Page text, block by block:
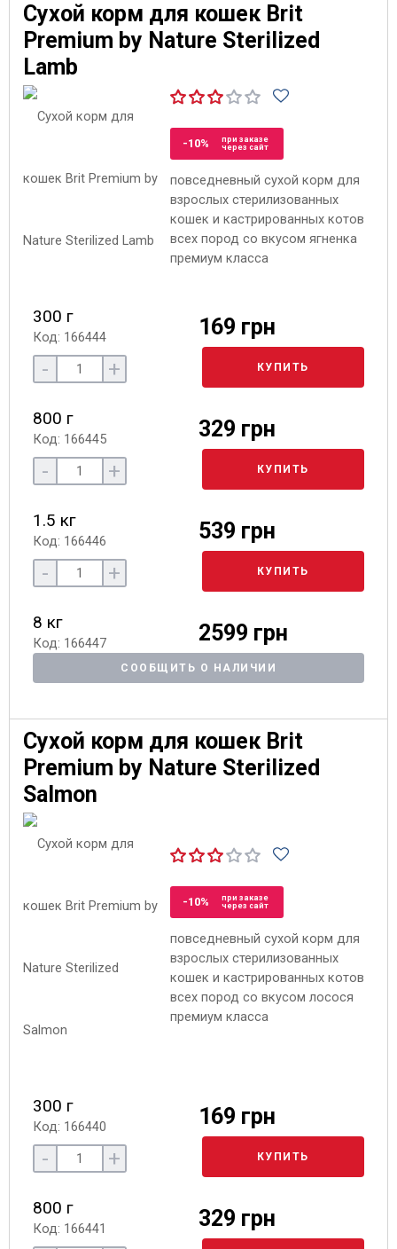
Сухой корм для кошек Brit
Premium by Nature Sterilized
Lamb
-10%
при заказе
через сайт
повседневный сухой корм для
взрослых стерилизованных
кошек и кастрированных котов
всех пород со вкусом ягненка
премиум класса
300 г
Код: 166444 169 грн
- + КУПИТЬ
800 г
Код: 166445 329 грн
- + КУПИТЬ
1.5 кг
Код: 166446 539 грн
- + КУПИТЬ
8 кг
Код: 166447 2599 грн
СООБЩИТЬ О НАЛИЧИИ
Сухой корм для кошек Brit
Premium by Nature Sterilized
Salmon
-10%
при заказе
через сайт
повседневный сухой корм для
взрослых стерилизованных
кошек и кастрированных котов
всех пород со вкусом лосося
премиум класса
300 г
Код: 166440 169 грн
- + КУПИТЬ
800 г
Код: 166441 329 грн